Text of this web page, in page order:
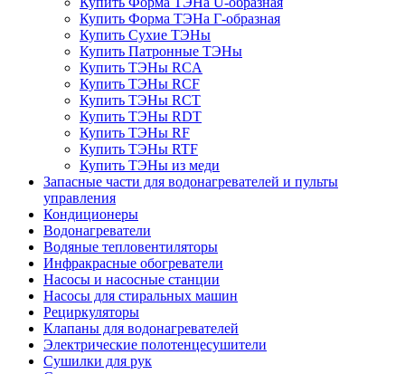
Купить Форма ТЭНа Г-образная
Купить Сухие ТЭНы
Купить Патронные ТЭНы
Купить ТЭНы RCA
Купить ТЭНы RCF
Купить ТЭНы RCT
Купить ТЭНы RDT
Купить ТЭНы RF
Купить ТЭНы RTF
Купить ТЭНы из меди
Запасные части для водонагревателей и пульты
управления
Кондиционеры
Водонагреватели
Водяные тепловентиляторы
Инфракрасные обогреватели
Насосы и насосные станции
Насосы для стиральных машин
Рециркуляторы
Клапаны для водонагревателей
Электрические полотенцесушители
Сушилки для рук